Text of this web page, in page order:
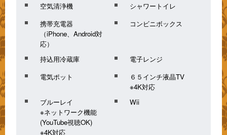
空気清浄機
シャワートイレ
携帯充電器
（iPhone、Android対
応）
コンビニボックス
持込用冷蔵庫
電子レンジ
電気ポット
６５インチ液晶TV
※4K対応
ブルーレイ
※ネットワーク機能
(YouTube視聴OK)
※4K対応
Wii